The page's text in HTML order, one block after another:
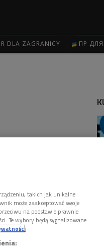
DLA ZAGRANICY ПР ДЛЯ
takich jak unikalne
może zaakceptować swoje
na podstawie prawnie
Te wybory będą sygnalizowane